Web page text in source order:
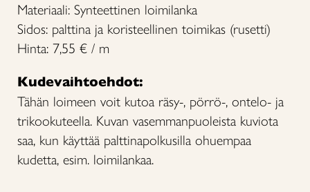
Materiaali: Synteettinen loimilanka
Sidos: palttina ja koristeellinen toimikas (rusetti)
Hinta: 7,55 € / m
Kudevaihtoehdot:
Tähän loimeen voit kutoa räsy-, pörrö-, ontelo- ja
trikookuteella. Kuvan vasemmanpuoleista kuviota
saa, kun käyttää palttinapolkusilla ohuempaa
kudetta, esim. loimilankaa.